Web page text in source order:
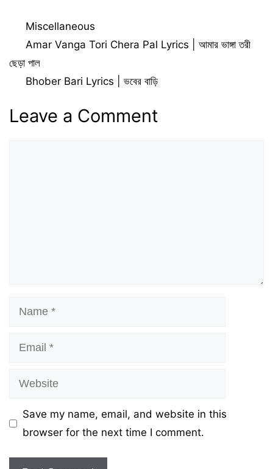
আল্লাহ আমার করো না বিচার
লিরিক্স
Chandale Lyrics
Categories
Miscellaneous
Amar Vanga Tori Chera Pal Lyrics | আমার ভাঙ্গা তরী
ছেড়া পাল
Bhober Bari Lyrics | ভবের বাড়ি
Leave a Comment
Name
Email
Website
Save my name, email, and website in this
browser for the next time I comment.